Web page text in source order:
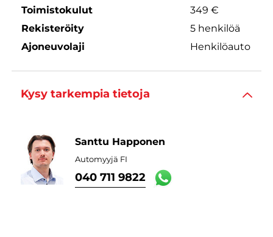
Toimistokulut
349 €
Rekisteröity
5 henkilöä
Ajoneuvolaji
Henkilöauto
Kysy tarkempia tietoja
Santtu Happonen
Automyyjä FI
040 711 9822